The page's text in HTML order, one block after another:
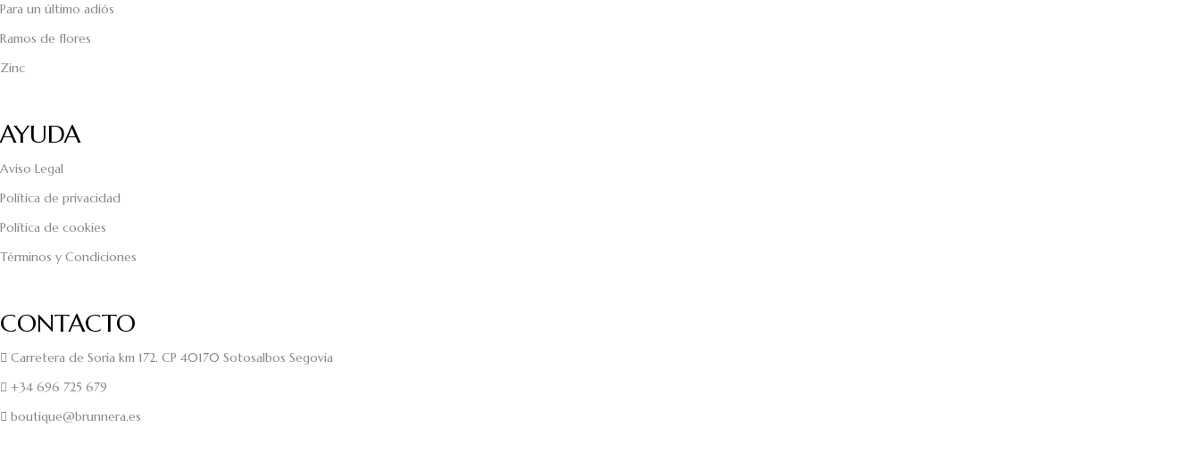
Para un último adiós
Ramos de flores
Zinc
AYUDA
Aviso Legal
Política de privacidad
Política de cookies
Términos y Condiciones
CONTACTO
Carretera de Soria km 172. CP 40170 Sotosalbos Segovia
+34 696 725 679
boutique@brunnera.es